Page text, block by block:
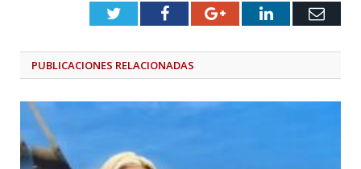
TwitterFacebookGoogle+LinkedIn
PUBLICACIONES RELACIONADAS